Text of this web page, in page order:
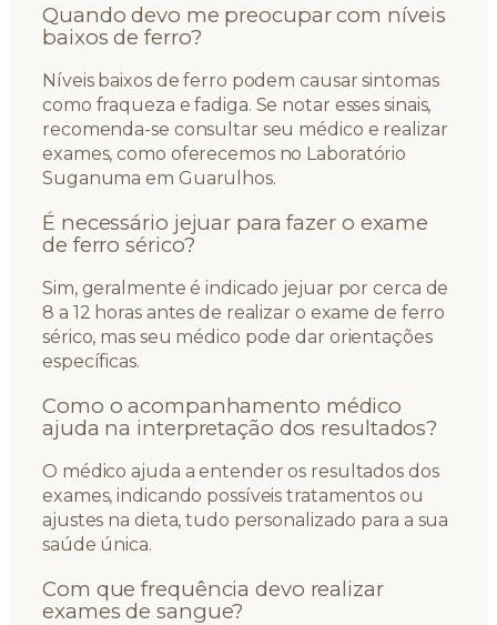
Quando devo me preocupar com níveis
baixos de ferro?
Níveis baixos de ferro podem causar sintomas
como fraqueza e fadiga. Se notar esses sinais,
recomenda-se consultar seu médico e realizar
exames, como oferecemos no Laboratório
Suganuma em Guarulhos.
É necessário jejuar para fazer o exame
de ferro sérico?
Sim, geralmente é indicado jejuar por cerca de
8 a 12 horas antes de realizar o exame de ferro
sérico, mas seu médico pode dar orientações
específicas.
Como o acompanhamento médico
ajuda na interpretação dos resultados?
O médico ajuda a entender os resultados dos
exames, indicando possíveis tratamentos ou
ajustes na dieta, tudo personalizado para a sua
saúde única.
Com que frequência devo realizar
exames de sangue?